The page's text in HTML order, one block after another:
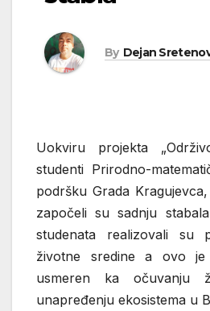
By Dejan
Uokviru projekta
studenti Prirodno-
podršku Grada
započeli su sadnju
studenata realizovali su
životne sredine a ovo
usmeren ka očuvanju
unapređenju ekosistema u